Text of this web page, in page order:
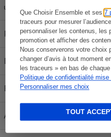
Que Choisir Ensemble et ses7
traceurs pour mesurer
personnaliser les contenus, les
promotion et afficher des
Nous conserverons votre choix
changer d’avis à tout moment
les traceurs » en bas de
Politique de confidentialité
Personnaliser mes choix
TOUT
un cardio-fréquencemètre
Podomètre
Distance parcourue
Estimation altitude
Accéléromètre